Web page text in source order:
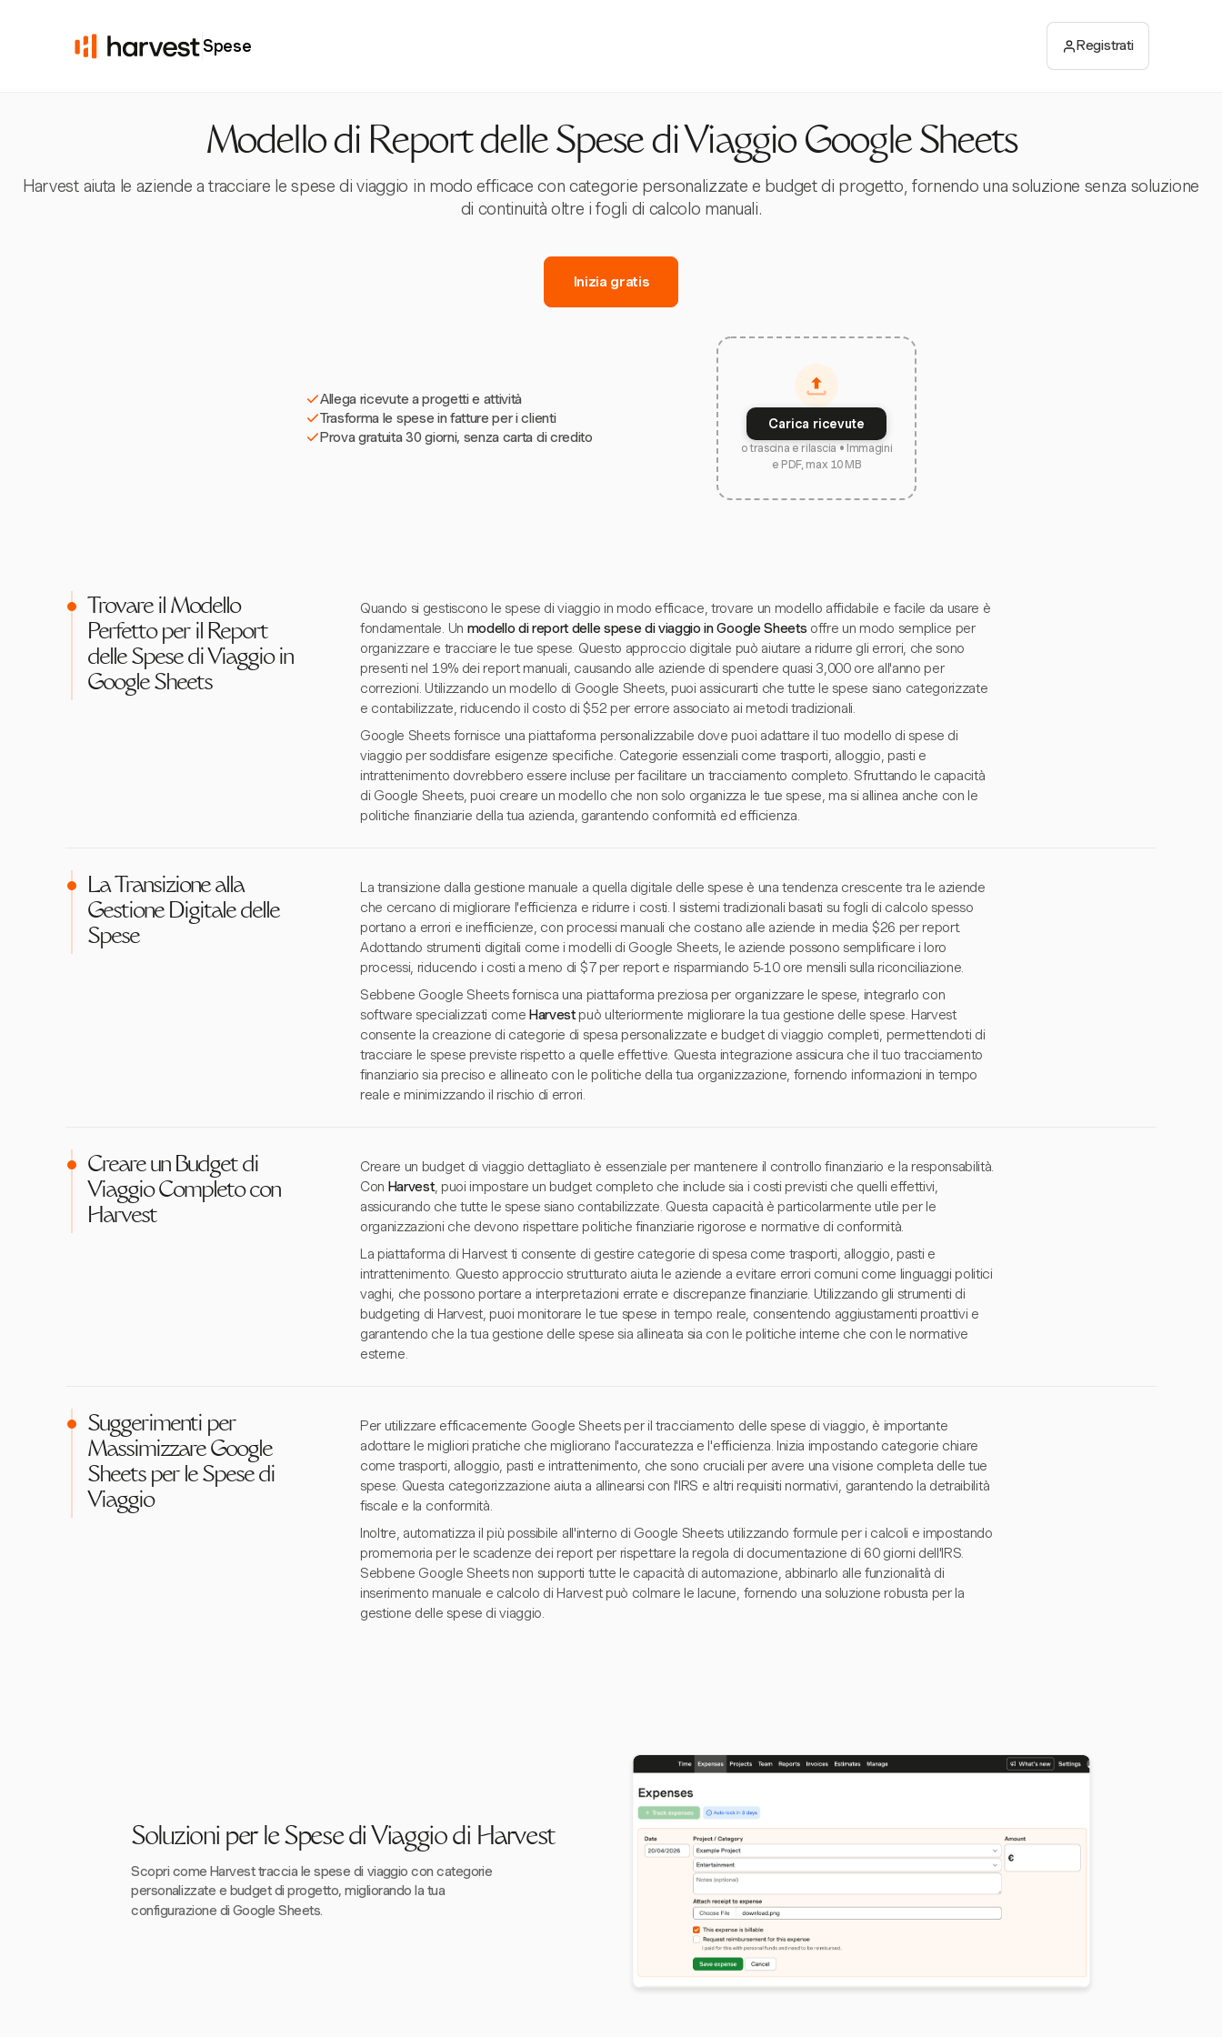
Spese Registrati
Modello di Report delle Spese di Viaggio Google Sheets
Harvest aiuta le aziende a tracciare le spese di viaggio in modo efficace con categorie personalizzate e budget di progetto, fornendo una soluzione senza soluzione
di continuità oltre i fogli di calcolo manuali.
Inizia gratis
Allega ricevute a progetti e attività
Trasforma le spese in fatture per i clienti
Prova gratuita 30 giorni, senza carta di credito
Carica ricevute
o trascina e rilascia • Immagini
e PDF, max 10 MB
Trovare il Modello
Perfetto per il Report
delle Spese di Viaggio in
Google Sheets
Quando si gestiscono le spese di viaggio in modo efficace, trovare un modello affidabile e facile da usare è
fondamentale. Un modello di report delle spese di viaggio in Google Sheets offre un modo semplice per
organizzare e tracciare le tue spese. Questo approccio digitale può aiutare a ridurre gli errori, che sono
presenti nel 19% dei report manuali, causando alle aziende di spendere quasi 3,000 ore all'anno per
correzioni. Utilizzando un modello di Google Sheets, puoi assicurarti che tutte le spese siano categorizzate
e contabilizzate, riducendo il costo di $52 per errore associato ai metodi tradizionali.
Google Sheets fornisce una piattaforma personalizzabile dove puoi adattare il tuo modello di spese di
viaggio per soddisfare esigenze specifiche. Categorie essenziali come trasporti, alloggio, pasti e
intrattenimento dovrebbero essere incluse per facilitare un tracciamento completo. Sfruttando le capacità
di Google Sheets, puoi creare un modello che non solo organizza le tue spese, ma si allinea anche con le
politiche finanziarie della tua azienda, garantendo conformità ed efficienza.
La Transizione alla
Gestione Digitale delle
Spese
La transizione dalla gestione manuale a quella digitale delle spese è una tendenza crescente tra le aziende
che cercano di migliorare l'efficienza e ridurre i costi. I sistemi tradizionali basati su fogli di calcolo spesso
portano a errori e inefficienze, con processi manuali che costano alle aziende in media $26 per report.
Adottando strumenti digitali come i modelli di Google Sheets, le aziende possono semplificare i loro
processi, riducendo i costi a meno di $7 per report e risparmiando 5-10 ore mensili sulla riconciliazione.
Sebbene Google Sheets fornisca una piattaforma preziosa per organizzare le spese, integrarlo con
software specializzati comeHarvestpuò ulteriormente migliorare la tua gestione delle spese. Harvest
consente la creazione di categorie di spesa personalizzate e budget di viaggio completi, permettendoti di
tracciare le spese previste rispetto a quelle effettive. Questa integrazione assicura che il tuo tracciamento
finanziario sia preciso e allineato con le politiche della tua organizzazione, fornendo informazioni in tempo
reale e minimizzando il rischio di errori.
Creare un Budget di
Viaggio Completo con
Harvest
Creare un budget di viaggio dettagliato è essenziale per mantenere il controllo finanziario e la responsabilità.
Con Harvest, puoi impostare un budget completo che include sia i costi previsti che quelli effettivi,
assicurando che tutte le spese siano contabilizzate. Questa capacità è particolarmente utile per le
organizzazioni che devono rispettare politiche finanziarie rigorose e normative di conformità.
La piattaforma di Harvest ti consente di gestire categorie di spesa come trasporti, alloggio, pasti e
intrattenimento. Questo approccio strutturato aiuta le aziende a evitare errori comuni come linguaggi politici
vaghi, che possono portare a interpretazioni errate e discrepanze finanziarie. Utilizzando gli strumenti di
budgeting di Harvest, puoi monitorare le tue spese in tempo reale, consentendo aggiustamenti proattivi e
garantendo che la tua gestione delle spese sia allineata sia con le politiche interne che con le normative
esterne.
Suggerimenti per
Massimizzare Google
Sheets per le Spese di
Viaggio
Per utilizzare efficacemente Google Sheets per il tracciamento delle spese di viaggio, è importante
adottare le migliori pratiche che migliorano l'accuratezza e l'efficienza. Inizia impostando categorie chiare
come trasporti, alloggio, pasti e intrattenimento, che sono cruciali per avere una visione completa delle tue
spese. Questa categorizzazione aiuta a allinearsi con l'IRS e altri requisiti normativi, garantendo la detraibilità
fiscale e la conformità.
Inoltre, automatizza il più possibile all'interno di Google Sheets utilizzando formule per i calcoli e impostando
promemoria per le scadenze dei report per rispettare la regola di documentazione di 60 giorni dell'IRS.
Sebbene Google Sheets non supporti tutte le capacità di automazione, abbinarlo alle funzionalità di
inserimento manuale e calcolo di Harvest può colmare le lacune, fornendo una soluzione robusta per la
gestione delle spese di viaggio.
Soluzioni per le Spese di Viaggio di Harvest
Scopri come Harvest traccia le spese di viaggio con categorie
personalizzate e budget di progetto, migliorando la tua
configurazione di Google Sheets.